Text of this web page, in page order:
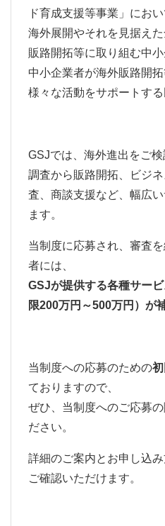
ド育成支援等事業」におい
海外展開やそれを見据え
販路開拓等に取り組む中
中小企業者が海外販路開
様々な活動をサポートす
GSJでは、海外進出をご
調査から販路開拓、ビジ
査、商談支援など、幅広
ます。
当制度に応募され、審査
者には、
GSJが提供する各種サー
限200万円～500万円）が
当制度への応募のための
ておりますので、
ぜひ、当制度へのご応募
ださい。
詳細のご案内とお申し込
ご確認いただけます。